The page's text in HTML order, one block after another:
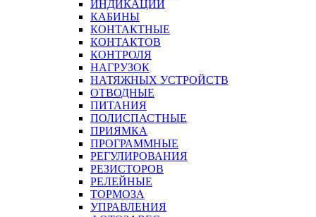
ИНДИКАЦИИ
КАБИНЫ
КОНТАКТНЫЕ
КОНТАКТОВ
КОНТРОЛЯ
НАГРУЗОК
НАТЯЖНЫХ УСТРОЙСТВ
ОТВОДНЫЕ
ПИТАНИЯ
ПОЛИСПАСТНЫЕ
ПРИЯМКА
ПРОГРАММНЫЕ
РЕГУЛИРОВАНИЯ
РЕЗИСТОРОВ
РЕЛЕЙНЫЕ
ТОРМОЗА
УПРАВЛЕНИЯ